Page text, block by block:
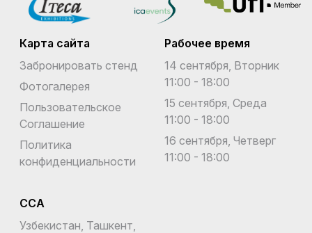
Карта сайта
Забронировать стенд
Фотогалерея
Пользовательское
Соглашение
Политика
конфиденциальности
Рабочее время
14 сентября, Вторник
11:00 - 18:00
15 сентября, Среда
11:00 - 18:00
16 сентября, Четверг
11:00 - 18:00
CCA
Узбекистан, Ташкент,